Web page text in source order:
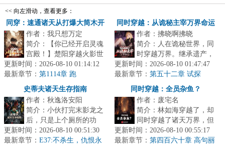
<< 向左滑动，查看更多：
同穿：速通诸天从打爆大筒木开
始
作者：我只想万定
简介：【你已经开启灵魂
宫殿！】楚阳穿越火影世
界，成为千手一族一员，
但似乎穿越的有点早，穿
越忍村都还...
更新时间：2026-08-10 01:14:12
最新章节： 第1114章 跑
同时穿越：从诡秘主宰万界命运
作者：拂晓啊拂晓
简介：人在诡秘世界，同
时穿越万界。继承遗产，
横行诸天。塔罗会，他是
愚者最信赖的挚友。坐忘
道，他是红...
更新时间：2026-08-10 01:47:47
最新章节： 第五十二章 试探
史蒂夫诸天生存指南
作者：秋逸洛安阳
简介：小伙打完末影龙之
后，只是上个厕所的功
夫，回来就发现游戏里控
制的角色不见了。《我的
更新时间：2026-08-10 00:51:30
最新章节： E37:不杀生，仇恨永
同时穿越：全员杂鱼？
作者：废宅名
简介：林如海穿越了，却
同时穿越了诸天万界，但
他穿越的身份，每一个都
是杂鱼。就连同时穿越的
更新时间：2026-08-10 00:55:17
最新章节： 第四百六十章 高句丽